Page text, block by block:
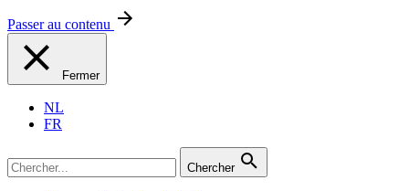
Passer au contenu
Fermer
NL
FR
Chercher